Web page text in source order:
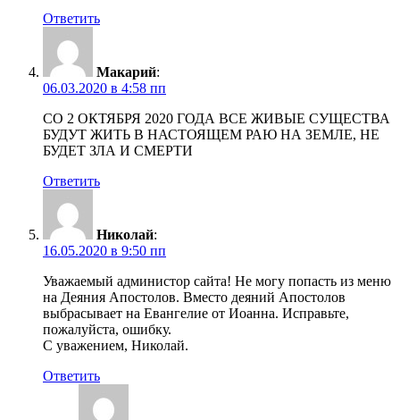
Ответить
Макарий:
06.03.2020 в 4:58 пп
СО 2 ОКТЯБРЯ 2020 ГОДА ВСЕ ЖИВЫЕ СУЩЕСТВА
БУДУТ ЖИТЬ В НАСТОЯЩЕМ РАЮ НА ЗЕМЛЕ, НЕ
БУДЕТ ЗЛА И СМЕРТИ
Ответить
Николай:
16.05.2020 в 9:50 пп
Уважаемый администор сайта! Не могу попасть из меню
на Деяния Апостолов. Вместо деяний Апостолов
выбрасывает на Евангелие от Иоанна. Исправьте,
пожалуйста, ошибку.
С уважением, Николай.
Ответить